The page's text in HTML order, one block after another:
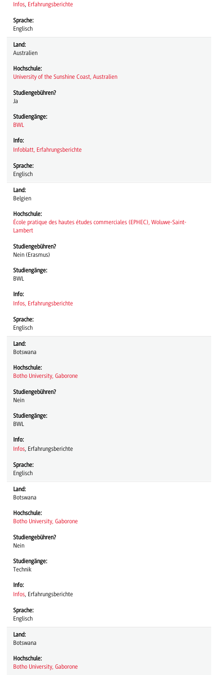
Infos, Erfahrungsberichte
Sprache:
Englisch
Land:
Australien
Hochschule:
University of the Sunshine Coast, Australien
Studiengebühren?
Ja
Studiengänge:
BWL
Info:
Infoblatt, Erfahrungsberichte
Sprache:
Englisch
Land:
Belgien
Hochschule:
École pratique des hautes études commerciales (EPHEC), Woluwe-Saint-
Lambert
Studiengebühren?
Nein (Erasmus)
Studiengänge:
BWL
Info:
Infos, Erfahrungsberichte
Sprache:
Englisch
Land:
Botswana
Hochschule:
Botho University, Gaborone
Studiengebühren?
Nein
Studiengänge:
BWL
Info:
Infos, Erfahrungsberichte
Sprache:
Englisch
Land:
Botswana
Hochschule:
Botho University, Gaborone
Studiengebühren?
Nein
Studiengänge:
Technik
Info:
Infos, Erfahrungsberichte
Sprache:
Englisch
Land:
Botswana
Hochschule:
Botho University, Gaborone